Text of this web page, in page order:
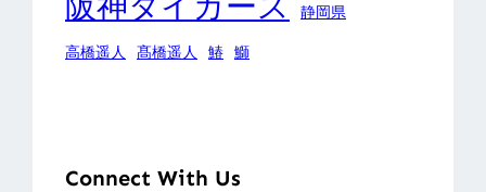
静岡県
高橋遥人 髙橋遥人 鰆 鰤
Connect With Us